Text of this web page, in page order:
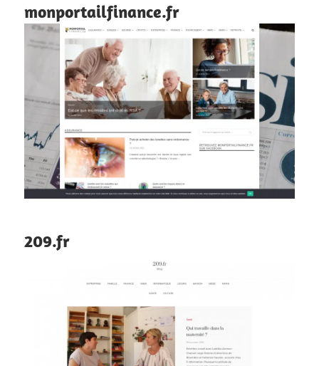
monportailfinance.fr
209.fr